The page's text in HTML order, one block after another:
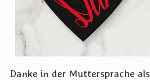
Danke in der Muttersprache als